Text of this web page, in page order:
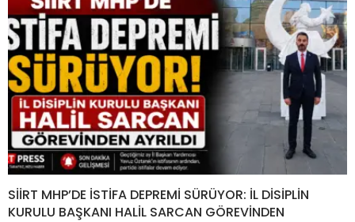
SİİRT MHP’DE İSTİFA DEPREMİ SÜRÜYOR: İL DİSİPLİN
KURULU BAŞKANI HALİL SARCAN GÖREVİNDEN